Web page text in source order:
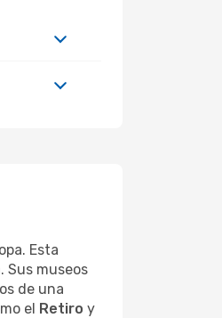
Esta
Sus museos
de una
el Retiro y